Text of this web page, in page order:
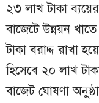
২৩ লাখ টাকা
বাজেটে উন্নয়ন
টাকা বরাদ্দ রাখা
হিসেবে ২০ লাখ
বাজেট ঘোষণা